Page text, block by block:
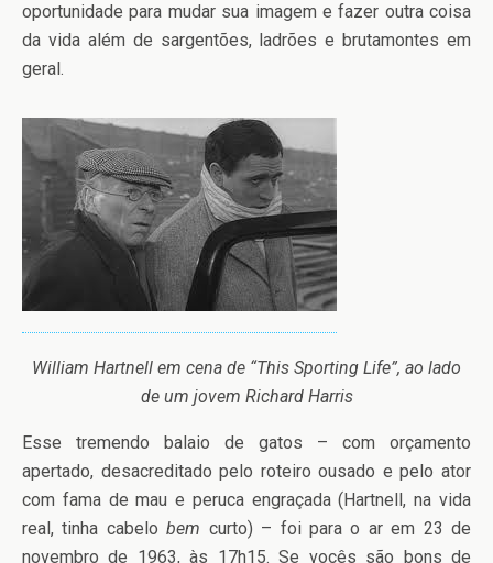
oportunidade para mudar sua imagem e fazer outra coisa
da vida além de sargentões, ladrões e brutamontes em
geral.
William Hartnell em cena de “This Sporting Life”, ao lado
de um jovem Richard Harris
Esse tremendo balaio de gatos – com orçamento
apertado, desacreditado pelo roteiro ousado e pelo ator
com fama de mau e peruca engraçada (Hartnell, na vida
real, tinha cabelobem curto) – foi para o ar em 23 de
novembro de 1963, às 17h15. Se vocês são bons de